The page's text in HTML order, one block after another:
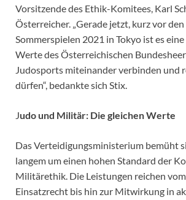
Vorsitzende des Ethik-Komitees, Karl
Österreicher. „Gerade jetzt, kurz vor
Sommerspielen 2021 in Tokyo ist es
Werte des Österreichischen
Judosports miteinander verbinden und
dürfen“, bedankte sich Stix.
Judo und Militär: Die gleichen Werte
Das Verteidigungsministerium bemüht
langem um einen hohen Standard der
Militärethik. Die Leistungen reichen
Einsatzrecht bis hin zur Mitwirkung in